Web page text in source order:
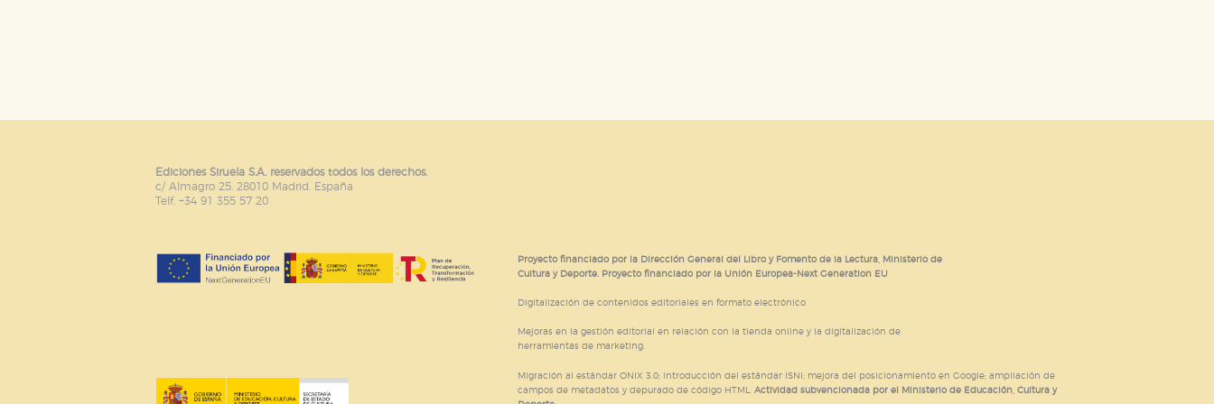
Ediciones Siruela S.A. reservados todos los derechos.
c/ Almagro 25. 28010 Madrid. España
Telf. +34 91 355 57 20
Proyecto financiado por la Dirección General del Libro y Fomento de la Lectura, Ministerio de
Cultura y Deporte. Proyecto financiado por la Unión Europea-Next Generation EU
Digitalización de contenidos editoriales en formato electrónico
Mejoras en la gestión editorial en relación con la tienda online y la digitalización de
herramientas de marketing.
Migración al estándar ONIX 3.0; introducción del estándar ISNI; mejora del posicionamiento en Google; ampliación de
campos de metadatos y depurado de código HTML. Actividad subvencionada por el Ministerio de Educación, Cultura y